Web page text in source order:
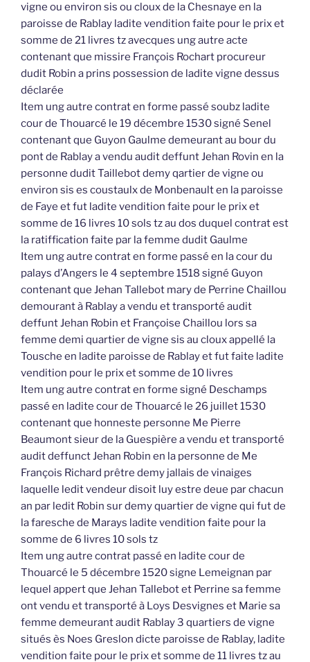
vigne ou environ sis ou cloux de la Chesnaye en la
paroisse de Rablay ladite vendition faite pour le prix et
somme de 21 livres tz avecques ung autre acte
contenant que missire François Rochart procureur
dudit Robin a prins possession de ladite vigne dessus
déclarée
Item ung autre contrat en forme passé soubz ladite
cour de Thouarcé le 19 décembre 1530 signé Senel
contenant que Guyon Gaulme demeurant au bour du
pont de Rablay a vendu audit deffunt Jehan Rovin en la
personne dudit Taillebot demy qartier de vigne ou
environ sis es coustaulx de Monbenault en la paroisse
de Faye et fut ladite vendition faite pour le prix et
somme de 16 livres 10 sols tz au dos duquel contrat est
la ratiffication faite par la femme dudit Gaulme
Item ung autre contrat en forme passé en la cour du
palays d’Angers le 4 septembre 1518 signé Guyon
contenant que Jehan Tallebot mary de Perrine Chaillou
demourant à Rablay a vendu et transporté audit
deffunt Jehan Robin et Françoise Chaillou lors sa
femme demi quartier de vigne sis au cloux appellé la
Tousche en ladite paroisse de Rablay et fut faite ladite
vendition pour le prix et somme de 10 livres
Item ung autre contrat en forme signé Deschamps
passé en ladite cour de Thouarcé le 26 juillet 1530
contenant que honneste personne Me Pierre
Beaumont sieur de la Guespière a vendu et transporté
audit deffunct Jehan Robin en la personne de Me
François Richard prêtre demy jallais de vinaiges
laquelle ledit vendeur disoit luy estre deue par chacun
an par ledit Robin sur demy quartier de vigne qui fut de
la faresche de Marays ladite vendition faite pour la
somme de 6 livres 10 sols tz
Item ung autre contrat passé en ladite cour de
Thouarcé le 5 décembre 1520 signe Lemeignan par
lequel appert que Jehan Tallebot et Perrine sa femme
ont vendu et transporté à Loys Desvignes et Marie sa
femme demeurant audit Rablay 3 quartiers de vigne
situés ès Noes Greslon dicte paroisse de Rablay, ladite
vendition faite pour le prix et somme de 11 livres tz au